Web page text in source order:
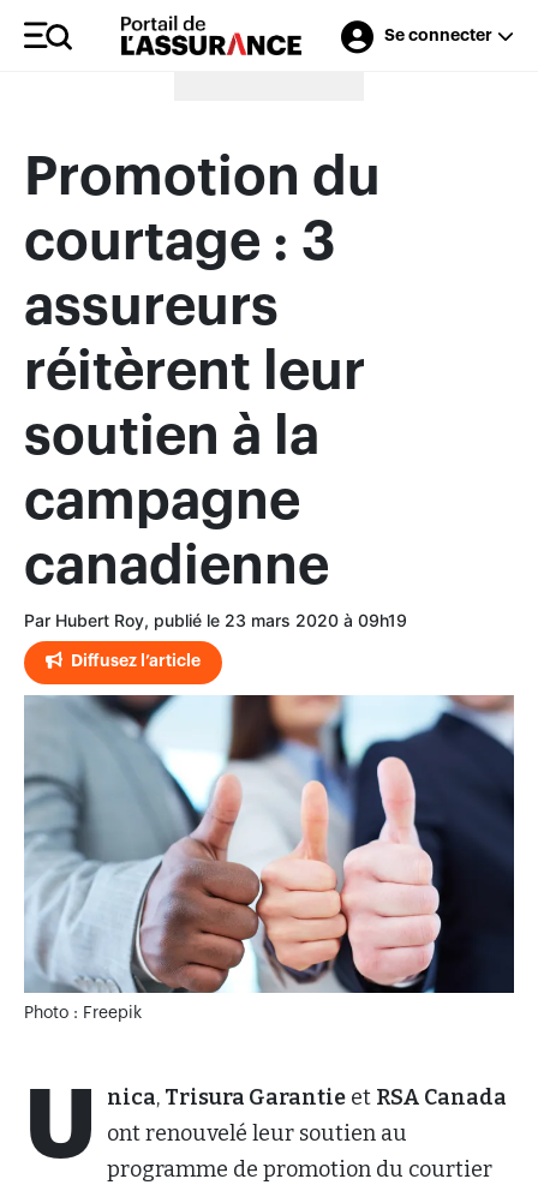
Se connecter
Merci à nos annonceurs
Promotion du
courtage : 3
assureurs
réitèrent leur
soutien à la
campagne
canadienne
Par Hubert Roy, publié le 23 mars 2020 à 09h19
Diffusez l’article
Photo : Freepik
U nica, Trisura Garantie et RSA Canada
ont renouvelé leur soutien au
programme de promotion du courtier